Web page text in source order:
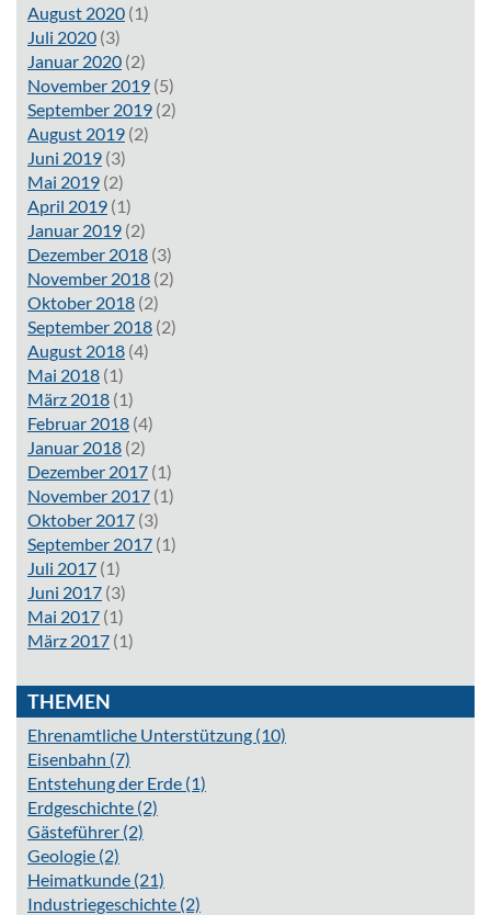
August 2020 (1)
Juli 2020 (3)
Januar 2020 (2)
November 2019 (5)
September 2019 (2)
August 2019 (2)
Juni 2019 (3)
Mai 2019 (2)
April 2019 (1)
Januar 2019 (2)
Dezember 2018 (3)
November 2018 (2)
Oktober 2018 (2)
September 2018 (2)
August 2018 (4)
Mai 2018 (1)
März 2018 (1)
Februar 2018 (4)
Januar 2018 (2)
Dezember 2017 (1)
November 2017 (1)
Oktober 2017 (3)
September 2017 (1)
Juli 2017 (1)
Juni 2017 (3)
Mai 2017 (1)
März 2017 (1)
THEMEN
Ehrenamtliche Unterstützung (10)
Eisenbahn (7)
Entstehung der Erde (1)
Erdgeschichte (2)
Gästeführer (2)
Geologie (2)
Heimatkunde (21)
Industriegeschichte (2)